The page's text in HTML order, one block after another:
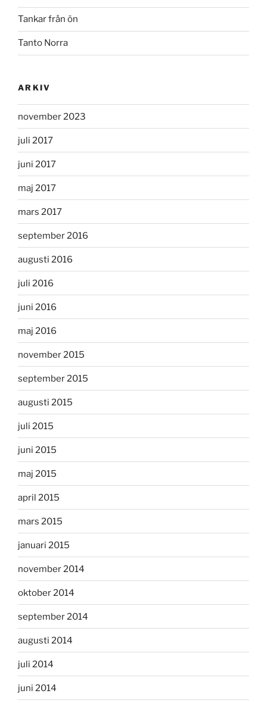
Tankar från ön
Tanto Norra
ARKIV
november 2023
juli 2017
juni 2017
maj 2017
mars 2017
september 2016
augusti 2016
juli 2016
juni 2016
maj 2016
november 2015
september 2015
augusti 2015
juli 2015
juni 2015
maj 2015
april 2015
mars 2015
januari 2015
november 2014
oktober 2014
september 2014
augusti 2014
juli 2014
juni 2014